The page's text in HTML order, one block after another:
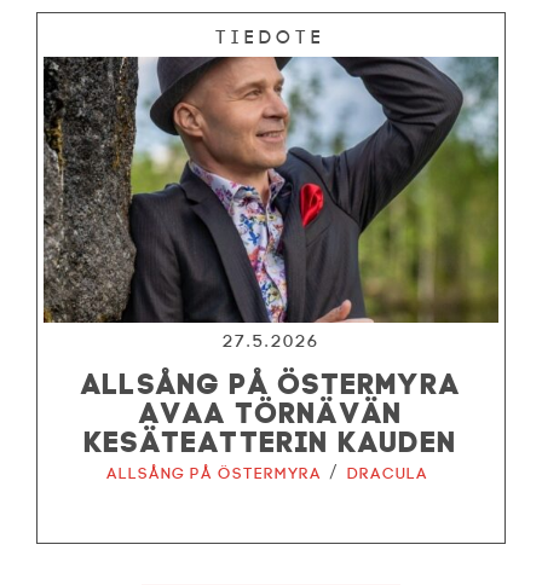
Tiedote
27.5.2026
ALLSÅNG PÅ ÖSTERMYRA
AVAA TÖRNÄVÄN
KESÄTEATTERIN KAUDEN
Allsång på Östermyra / Dracula